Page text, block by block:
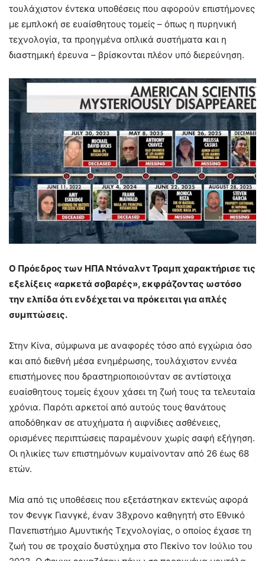
τουλάχιστον έντεκα υποθέσεις που αφορούν επιστήμονες
με εμπλοκή σε ευαίσθητους τομείς – όπως η πυρηνική
τεχνολογία, τα προηγμένα οπλικά συστήματα και η
διαστημική έρευνα – βρίσκονται πλέον υπό διερεύνηση.
Ο Πρόεδρος των ΗΠΑ Ντόναλντ Τραμπ χαρακτήρισε τις
εξελίξεις «αρκετά σοβαρές», εκφράζοντας ωστόσο
την ελπίδα ότι ενδέχεται να πρόκειται για απλές
συμπτώσεις.
Στην Κίνα, σύμφωνα με αναφορές τόσο από εγχώρια όσο
και από διεθνή μέσα ενημέρωσης, τουλάχιστον εννέα
επιστήμονες που δραστηριοποιούνταν σε αντίστοιχα
ευαίσθητους τομείς έχουν χάσει τη ζωή τους τα τελευταία
χρόνια. Παρότι αρκετοί από αυτούς τους θανάτους
αποδόθηκαν σε ατυχήματα ή αιφνίδιες ασθένειες,
ορισμένες περιπτώσεις παραμένουν χωρίς σαφή εξήγηση.
Οι ηλικίες των επιστημόνων κυμαίνονταν από 26 έως 68
ετών.
Μία από τις υποθέσεις που εξετάστηκαν εκτενώς αφορά
τον Φενγκ Γιανγκέ, έναν 38χρονο καθηγητή στο Εθνικό
Πανεπιστήμιο Αμυντικής Τεχνολογίας, ο οποίος έχασε τη
ζωή του σε τροχαίο δυστύχημα στο Πεκίνο τον Ιούλιο του